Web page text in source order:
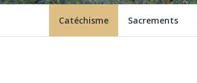
Catéchisme Sacrements